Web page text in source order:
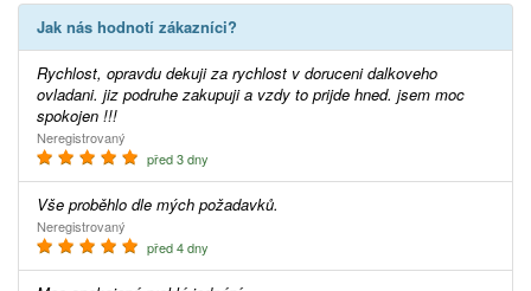
Jak nás hodnotí zákazníci?
Rychlost, opravdu dekuji za rychlost v doruceni dalkoveho
ovladani. jiz podruhe zakupuji a vzdy to prijde hned. jsem moc
spokojen !!!
Neregistrovaný
před 3 dny
Vše proběhlo dle mých požadavků.
Neregistrovaný
před 4 dny